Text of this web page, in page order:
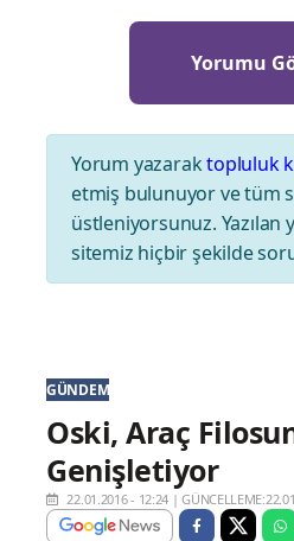
Yorum yazaraktopluluk
etmiş bulunuyor ve tüm
üstleniyorsunuz. Yazılan
sitemiz hiçbir şekilde
GÜNDEM
Oski, Araç
Genişletiyor
22.01.2016 - 12:24 |